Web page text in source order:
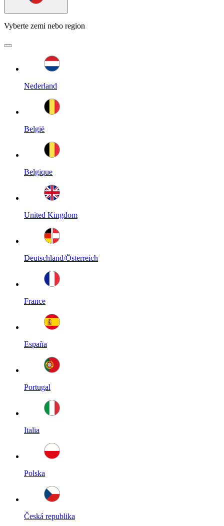
Vyberte zemi nebo region
Nederland
België
Belgique
United Kingdom
Deutschland/Österreich
France
España
Portugal
Italia
Polska
Česká republika